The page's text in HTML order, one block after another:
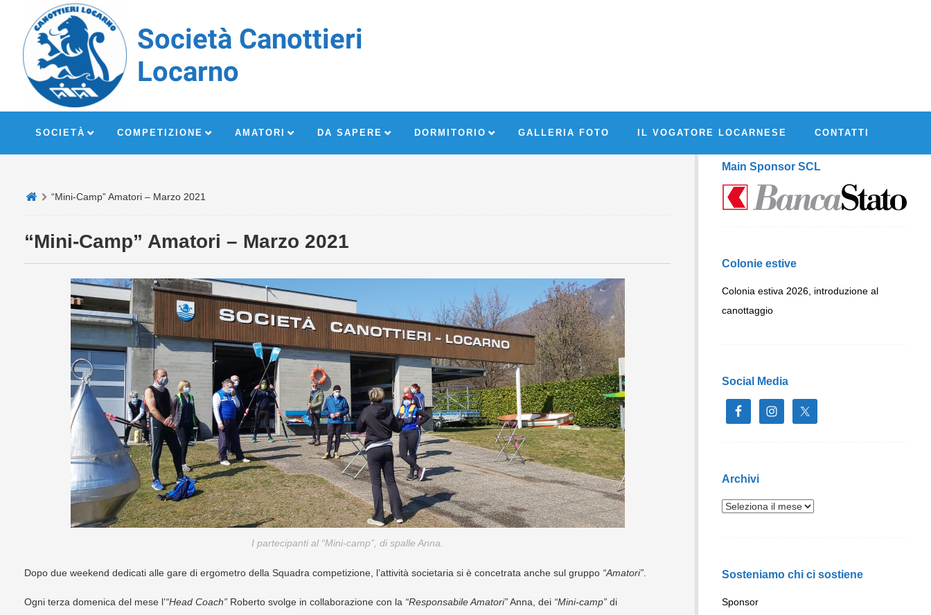
Società Canottieri
Locarno
SOCIETÀ COMPETIZIONE AMATORI DA SAPERE DORMITORIO GALLERIA FOTO IL VOGATORE LOCARNESE CONTATTI
“Mini-Camp” Amatori – Marzo 2021
“Mini-Camp” Amatori – Marzo 2021
I partecipanti al “Mini-camp”, di spalle Anna.
Dopo due weekend dedicati alle gare di ergometro della Squadra competizione, l’attività societaria si è concetrata anche sul gruppo “Amatori”
Ogni terza domenica del mese l’“Head Coach” Roberto svolge in collaborazione con la “Responsabile Amatori”Anna, dei “Mini-camp” di
Main Sponsor SCL
Colonie estive
Colonia estiva 2026, introduzione al
canottaggio
Social Media
Archivi
Sosteniamo chi ci sostiene
Sponsor